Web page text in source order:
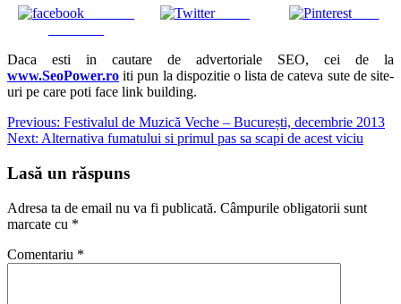
Tweet Save
Daca esti in cautare de advertoriale SEO, cei de la
www.SeoPower.ro iti pun la dispozitie o lista de cateva sute de site-
uri pe care poti face link building.
Navigare
în
articole
Previous: Festivalul de Muzică Veche – București, decembrie 2013
Next: Alternativa fumatului si primul pas sa scapi de acest viciu
Lasă un răspuns
Adresa ta de email nu va fi publicată. Câmpurile obligatorii sunt
marcate cu *
Comentariu *